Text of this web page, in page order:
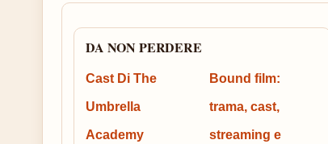
DA NON PERDERE
Cast Di The
Umbrella
Academy
Bound film:
trama, cast,
streaming e